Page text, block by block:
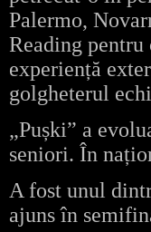
Palermo,
Reading pentru
experiență
golgheterul
„Pușki” a
seniori. În
A fost unul
ajuns în